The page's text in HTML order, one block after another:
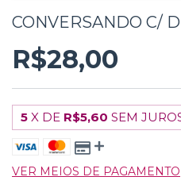
CONVERSANDO C/
R$28,00
5 X DE R$5,60 SEM
VER MEIOS DE PAGAMENTO